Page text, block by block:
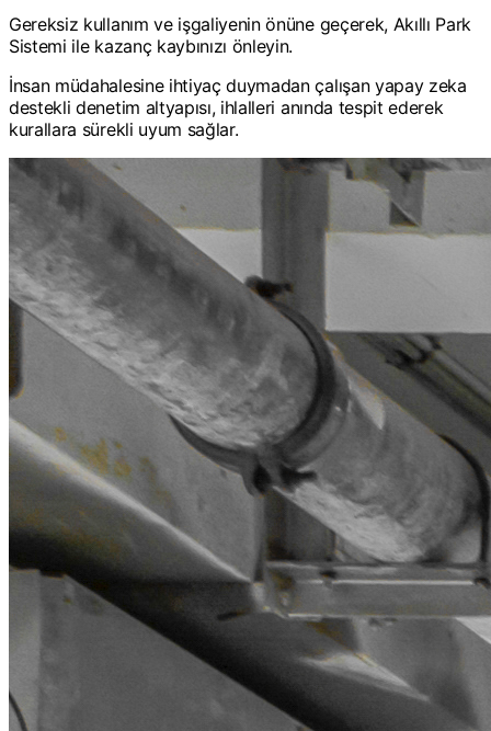
Gereksiz kullanım ve işgaliyenin önüne geçerek, Akıllı Park
Sistemi ile kazanç kaybınızı önleyin.
İnsan müdahalesine ihtiyaç duymadan çalışan yapay zeka
destekli denetim altyapısı, ihlalleri anında tespit ederek
kurallara sürekli uyum sağlar.